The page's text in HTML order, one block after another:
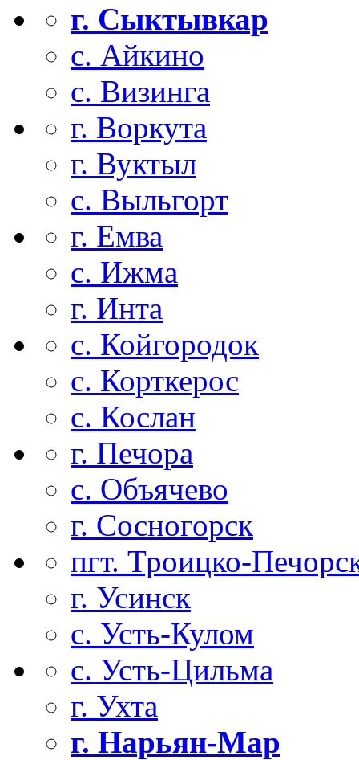
г. Сыктывкар
с. Айкино
с. Визинга
г. Воркута
г. Вуктыл
с. Выльгорт
г. Емва
с. Ижма
г. Инта
с. Койгородок
с. Корткерос
с. Кослан
г. Печора
с. Объячево
г. Сосногорск
пгт. Троицко-
г. Усинск
с. Усть-Кулом
с. Усть-Цильма
г. Ухта
г. Нарьян-Мар